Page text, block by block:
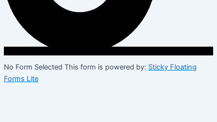
No Form Selected This form is powered by: Sticky Floating
Forms Lite